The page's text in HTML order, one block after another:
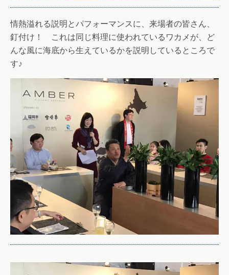
情熱溢れる説明とパフォーマンスに、来場者の皆さん、
釘付け！ これは同じ料理に使われているワカメが、ど
んな風に海底から生えているかを説明しているところで
す♪